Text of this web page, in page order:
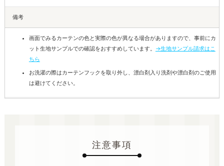
備考
画面でみるカーテンの色と実際の色が異なる場合がありますので、事前にカ
ット生地サンプルでの確認をおすすめしています。 →生地サンプル請求はこ
ちら
お洗濯の際はカーテンフックを取り外し、漂白剤入り洗剤や漂白剤のご使用
は避けてください。
注意事項